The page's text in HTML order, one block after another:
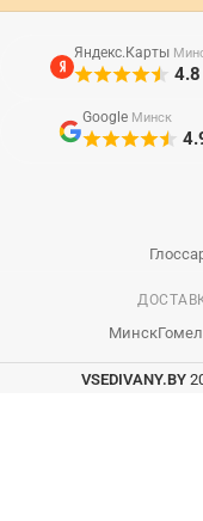
Яндекс.Карты
4.8
Google Минск
Минск
VSEDIVANY.BY